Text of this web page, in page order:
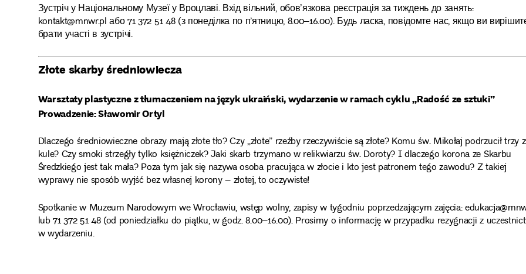
Зустріч у Національному Музеї у Вроцлаві. Вхід вільний, обовʼязкова реєстрація за тиждень до занять:
kontakt@mnwr.pl або 71 372 51 48 (з понеділка по п’ятницю, 8.00–16.00). Будь ласка, повідомте нас, якщо ви
брати участі в зустрічі.
Złote skarby średniowiecza
Warsztaty plastyczne z tłumaczeniem na język ukraiński, wydarzenie w ramach cyklu „Radość ze sztuki”
Prowadzenie: Sławomir Ortyl
Dlaczego średniowieczne obrazy mają złote tło? Czy „złote” rzeźby rzeczywiście są złote? Komu św. Mikołaj podrzucił trzy
kule? Czy smoki strzegły tylko księżniczek? Jaki skarb trzymano w relikwiarzu św. Doroty? I dlaczego korona ze Skarbu
Średzkiego jest tak mała? Poza tym jak się nazywa osoba pracująca w złocie i kto jest patronem tego zawodu? Z takiej
wyprawy nie sposób wyjść bez własnej korony – złotej, to oczywiste!
Spotkanie w Muzeum Narodowym we Wrocławiu, wstęp wolny, zapisy w tygodniu poprzedzającym zajęcia:
lub 71 372 51 48 (od poniedziałku do piątku, w godz. 8.00–16.00). Prosimy o informację w przypadku rezygnacji z
w wydarzeniu.